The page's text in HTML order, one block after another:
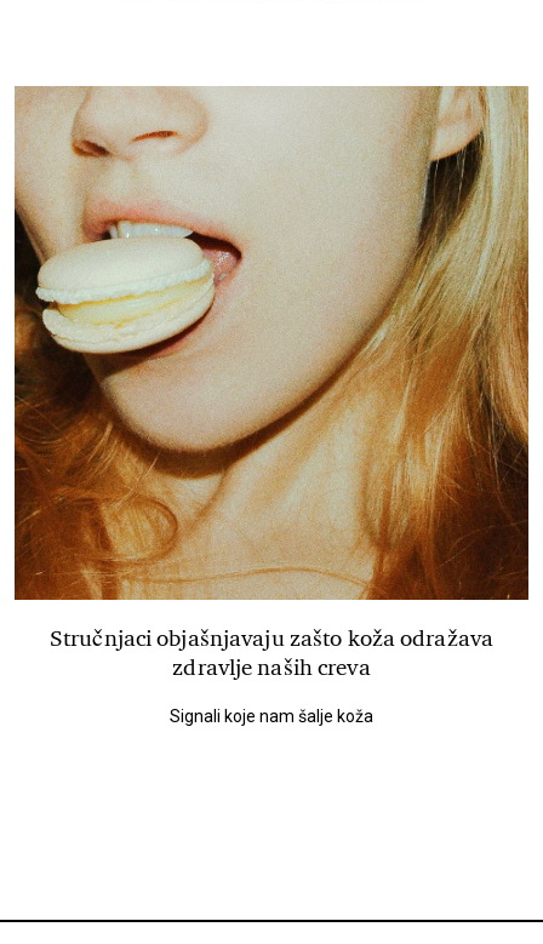
Stručnjaci objašnjavaju zašto koža odražava
zdravlje naših creva
Signali koje nam šalje koža